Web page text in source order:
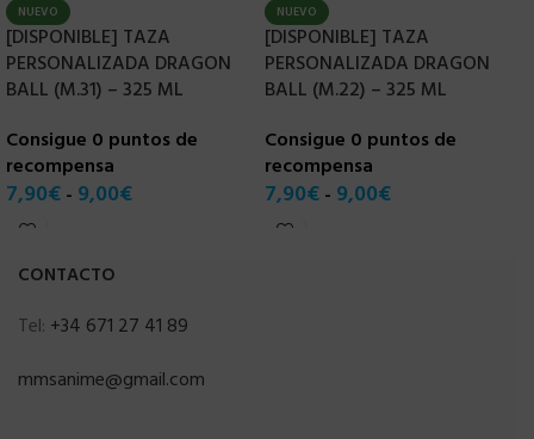
NUEVO
[DISPONIBLE] TAZA
PERSONALIZADA DRAGON
BALL (M.31) – 325 ML
Consigue 0 puntos de
recompensa
7,90€- 9,00€
NUEVO
[DISPONIBLE] TAZA
PERSONALIZADA DRAGON
BALL (M.22) – 325 ML
Consigue 0 puntos de
recompensa
7,90€ - 9,00€
CONTACTO
Tel: +34 671 27 41 89
mmsanime@gmail.com